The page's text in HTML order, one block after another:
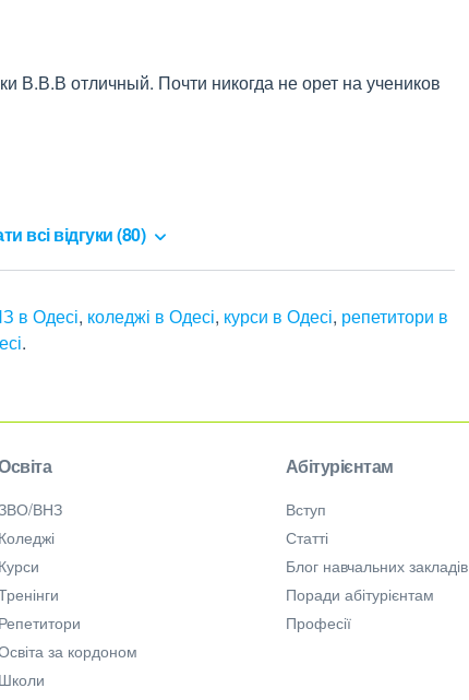
В.В.В отличный. Почти никогда не орет на учеников
всі відгуки (80)
в Одесі, коледжі в Одесі, курси в Одесі, репетитори в
.
ВНЗ
Коледжі
Курси
Репетитори
за кордоном
Школи
Абітурієнтам
Вступ
Статті
Блог навчальних закладів
Поради абітурієнтам
Професії